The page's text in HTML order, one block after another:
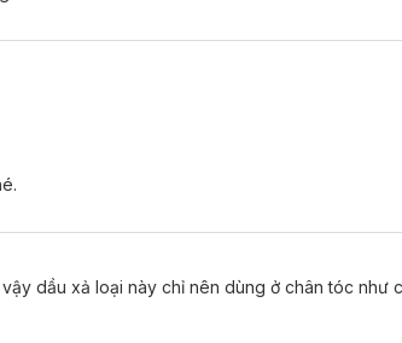
dầu xả loại này chỉ nên dùng ở chân tóc như